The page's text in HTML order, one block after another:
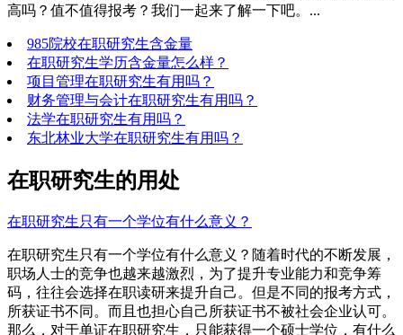
高吗？值不值得报考？我们一起来了解一下吧。...
985院校在职研究生含金量
在职研究生学历含金量怎么样？
项目管理在职研究生有用吗？
财务管理与会计在职研究生有用吗？
法学在职研究生有用吗？
东北林业大学在职研究生有用吗？
在职研究生的用处
在职研究生只有一个学位有什么意义？
在职研究生只有一个学位有什么意义？随着时代的不断发展，
职场人士的竞争也越来越激烈，为了提升专业能力和竞争筹
码，往往会选择在职读研来提升自己。但是不同的报考方式，
所获证书不同。而且也担心自己所获证书不被社会企业认可。
那么，对于单证在职研究生，只能获得一个硕士学位，有什么